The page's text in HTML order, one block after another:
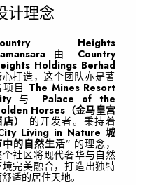
计理念
Heights
由 Country
Holdings Berhad
心打造，这个团队亦是著
项目 The Mines Resort
与 Palace of the
Horses（金马皇宫
）
的开发者。秉持着
Living in Nature 城
中的自然生活” 的理念，
个社区将现代奢华与自然
境完美融合，打造出独特
适的居住天地。